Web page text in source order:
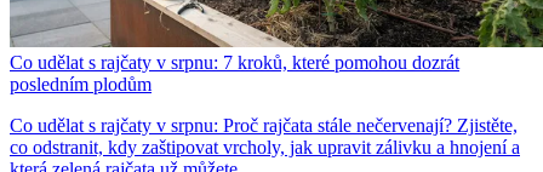
Co udělat s rajčaty v srpnu: 7 kroků, které pomohou dozrát
posledním plodům
Co udělat s rajčaty v srpnu: Proč rajčata stále nečervenají? Zjistěte,
co odstranit, kdy zaštipovat vrcholy, jak upravit zálivku a hnojení a